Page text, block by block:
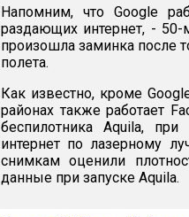
Напомним, что Google
раздающих интернет, -
произошла заминка после
полета.
Как известно, кроме
районах также работает
беспилотника Aquila,
интернет по лазерному
снимкам оценили
данные при запуске Aquila.